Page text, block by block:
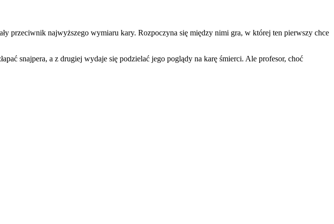
przeciwnik najwyższego wymiaru kary. Rozpoczyna się między nimi gra, w której ten pierwszy chce
snajpera, a z drugiej wydaje się podzielać jego poglądy na karę śmierci. Ale profesor, choć